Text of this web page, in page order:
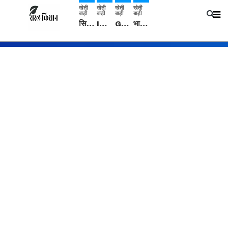
खेती
बाड़ी
सिरसा: कृषि विज्ञान केंद्र की बैठक में फसल बीमा विधि कारण व कृषि उद्यमिता बढ़ावा देने पर चर्चा
खेती
बाड़ी
IMD: राजस्थान में प्री-मानसून की सामान्य से 74% अधिक बारिश, दस्तक में देरी और मानसून कमजोर रहेगा
खेती
बाड़ी
Guar Ka Rate: ग्वार के भाव में हल्की बढ़ोतरी, बढ़ सकता है बुवाई का रकबा
खेती
बाड़ी
भारत में 29 मई से शुरु होगी प्री-मानसून बारिश, ECMWF विदेशी मौसम एजेंसी का पूर्वानुमान